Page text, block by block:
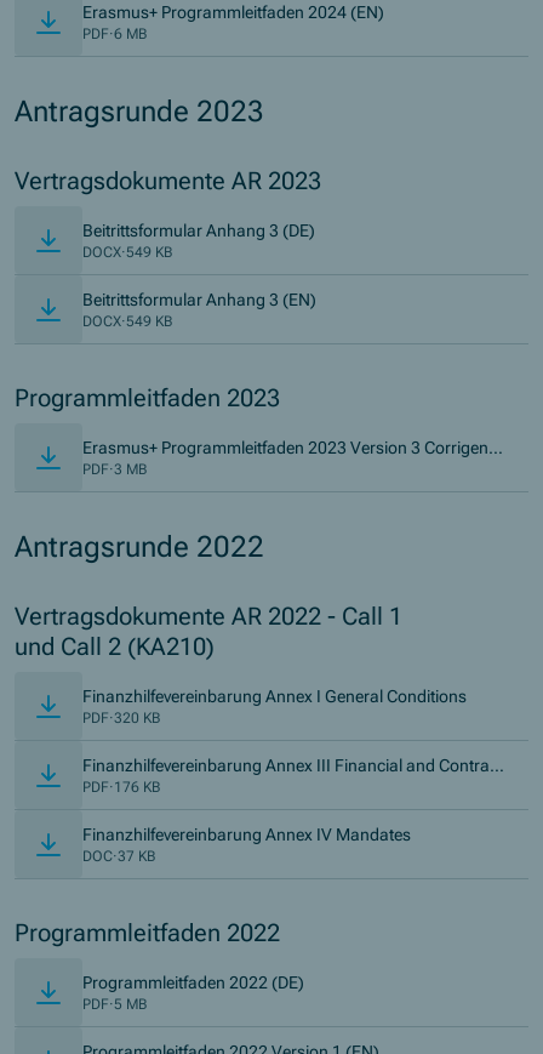
Erasmus+ Programmleitfaden 2024 (EN)
PDF·6 MB
Antragsrunde 2023
Vertragsdokumente AR 2023
Beitrittsformular Anhang 3 (DE)
DOCX·549 KB
Beitrittsformular Anhang 3 (EN)
DOCX·549 KB
Programmleitfaden 2023
Erasmus+ Programmleitfaden 2023 Version 3 Corrigend
um (EN)
PDF·3 MB
Antragsrunde 2022
Vertragsdokumente AR 2022 - Call 1
und Call 2 (KA210)
Finanzhilfevereinbarung Annex I General Conditions
PDF·320 KB
Finanzhilfevereinbarung Annex III Financial and Contract
ual Rules KA210
PDF·176 KB
Finanzhilfevereinbarung Annex IV Mandates(Öffnet in neuem
DOC·37 KB
Programmleitfaden 2022
Programmleitfaden 2022 (DE)
PDF·5 MB